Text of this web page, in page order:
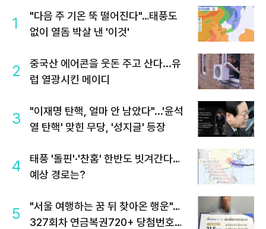
1
"다음 주 기온 뚝 떨어진다"…태풍도
없이 열돔 박살 낸 '이것'
2
중국산 에어콘을 웃돈 주고 산다...유
럽 열광시킨 메이디
3
"이재명 탄핵, 얼마 안 남았다"...'윤석
열 탄핵' 맞힌 무당, '성지글' 등장
4
태풍 '돌핀'·'찬홈' 한반도 빗겨간다…
예상 경로는?
5
"서울 여행하는 꿈 뒤 찾아온 행운"…
327회차 연금복권720+ 당첨번호조